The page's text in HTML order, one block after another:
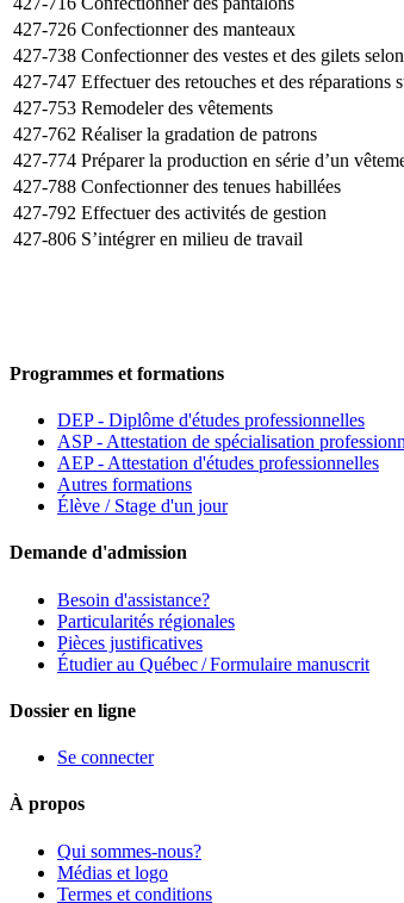
427-726 Confectionner des manteaux
427-738 Confectionner des vestes et des gilets
427-747 Effectuer des retouches et des réparations
427-753 Remodeler des vêtements
427-762 Réaliser la gradation de patrons
427-774 Préparer la production en série d’un
427-788 Confectionner des tenues habillées
427-792 Effectuer des activités de gestion
427-806 S’intégrer en milieu de travail
Programmes et formations
DEP - Diplôme d'études professionnelles
ASP - Attestation de spécialisation
AEP - Attestation d'études professionnelles
Autres formations
Élève / Stage d'un jour
Demande d'admission
Besoin d'assistance?
Particularités régionales
Pièces justificatives
Étudier au Québec / Formulaire manuscrit
Dossier en ligne
Se connecter
À propos
Qui sommes-nous?
Médias et logo
Termes et conditions